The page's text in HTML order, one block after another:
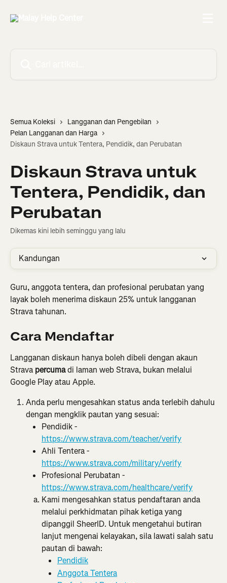
Semua Koleksi
Langganan dan Pengebilan
Pelan Langganan dan Harga
Diskaun Strava untuk Tentera, Pendidik, dan Perubatan
Diskaun Strava untuk
Tentera, Pendidik, dan
Perubatan
Dikemas kini lebih seminggu yang lalu
Kandungan
Guru, anggota tentera, dan profesional perubatan yang
layak boleh menerima diskaun 25% untuk langganan
Strava tahunan.
Cara Mendaftar
Langganan diskaun hanya boleh dibeli dengan akaun
Strava percuma di laman web Strava, bukan melalui
Google Play atau Apple.
Anda perlu mengesahkan status anda terlebih dahulu
dengan mengklik pautan yang sesuai:
Pendidik -
https://www.strava.com/teacher/verify
Ahli Tentera -
https://www.strava.com/military/verify
Profesional Perubatan -
https://www.strava.com/healthcare/verify
Kami mengesahkan status pendaftaran anda
melalui perkhidmatan pihak ketiga yang
dipanggil SheerID. Untuk mengetahui butiran
lanjut mengenai kelayakan, sila lawati salah satu
pautan di bawah:
Pendidik
Anggota Tentera